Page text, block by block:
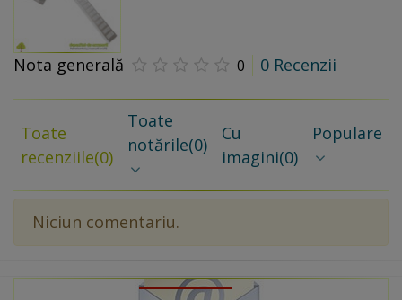
Nota generală 0 0 Recenzii
Toate
recenziile(0)
Toate
notările(0)
Cu
imagini(0)
Populare
Niciun comentariu.